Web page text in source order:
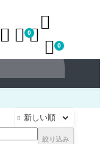
  0

 0

絞り込み